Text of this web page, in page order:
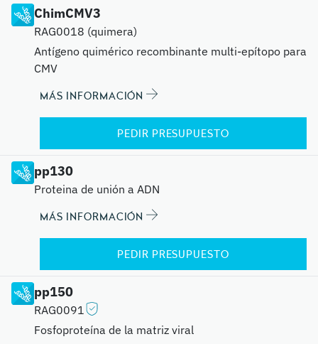
ChimCMV3
RAG0018 (quimera)
Antígeno quimérico recombinante multi-epítopo para
CMV
MÁS INFORMACIÓN
PEDIR PRESUPUESTO
pp130
Proteina de unión a ADN
MÁS INFORMACIÓN
PEDIR PRESUPUESTO
pp150
RAG0091
Fosfoproteína de la matriz viral